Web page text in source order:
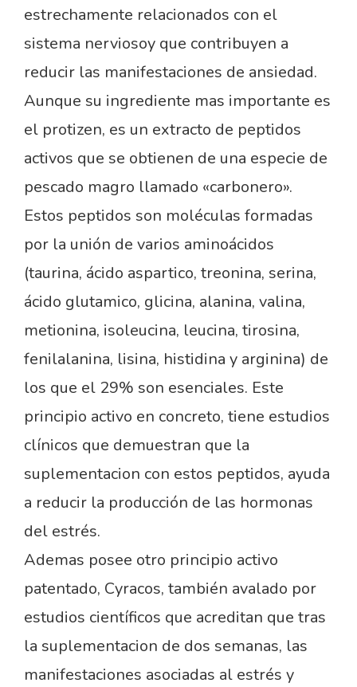
estrechamente relacionados con el
sistema nerviosoy que contribuyen a
reducir las manifestaciones de ansiedad.
Aunque su ingrediente mas importante es
el protizen, es un extracto de peptidos
activos que se obtienen de una especie de
pescado magro llamado «carbonero».
Estos peptidos son moléculas formadas
por la unión de varios aminoácidos
(taurina, ácido aspartico, treonina, serina,
ácido glutamico, glicina, alanina, valina,
metionina, isoleucina, leucina, tirosina,
fenilalanina, lisina, histidina y arginina) de
los que el 29% son esenciales. Este
principio activo en concreto, tiene estudios
clínicos que demuestran que la
suplementacion con estos peptidos, ayuda
a reducir la producción de las hormonas
del estrés.
Ademas posee otro principio activo
patentado, Cyracos, también avalado por
estudios científicos que acreditan que tras
la suplementacion de dos semanas, las
manifestaciones asociadas al estrés y